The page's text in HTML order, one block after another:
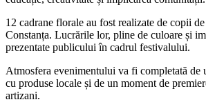
12 cadrane florale au fost realizate de copii
Constanța. Lucrările lor, pline de culoare și
prezentate publicului în cadrul festivalului.
Atmosfera evenimentului va fi completată de
cu produse locale și de un moment de
artizani.